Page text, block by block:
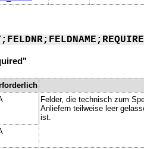
Felder, die technisch zum
Anliefern teilweise leer
ist.